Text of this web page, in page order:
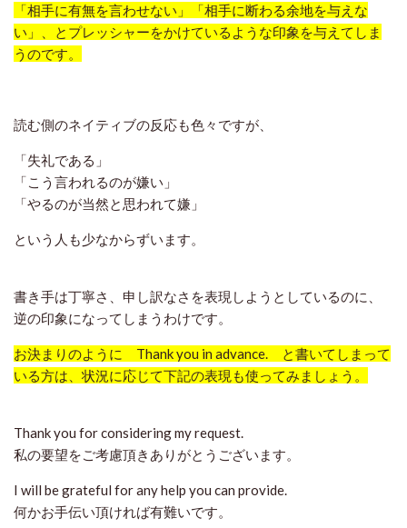
「相手に有無を言わせない」「相手に断わる余地を与えな
い」、とプレッシャーをかけているような印象を与えてしま
うのです。
読む側のネイティブの反応も色々ですが、
「失礼である」
「こう言われるのが嫌い」
「やるのが当然と思われて嫌」
という人も少なからずいます。
書き手は丁寧さ、申し訳なさを表現しようとしているのに、
逆の印象になってしまうわけです。
お決まりのように Thank you in advance. と書いてしまって
いる方は、状況に応じて下記の表現も使ってみましょう。
Thank you for considering my request.
私の要望をご考慮頂きありがとうございます。
I will be grateful for any help you can provide.
何かお手伝い頂ければ有難いです。